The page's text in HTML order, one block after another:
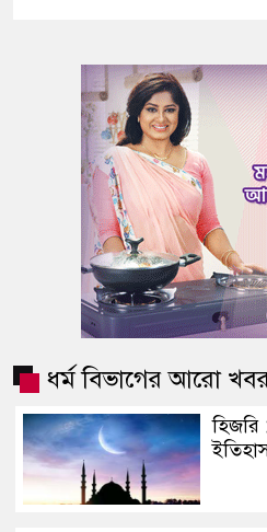
ধর্ম বিভাগের আরো
হিজরি